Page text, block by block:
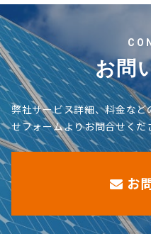
お問
弊社サービス詳細、料金な
せフォームよりお問合せくだ
お